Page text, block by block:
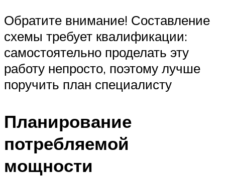
Обратите внимание! Составление
схемы требует квалификации:
самостоятельно проделать эту
работу непросто, поэтому лучше
поручить план специалисту
Планирование
потребляемой
мощности